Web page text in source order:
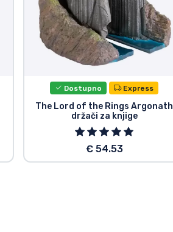
Dostupno Express
The Lord of the Rings Argonath
držači za knjige
€ 54.53